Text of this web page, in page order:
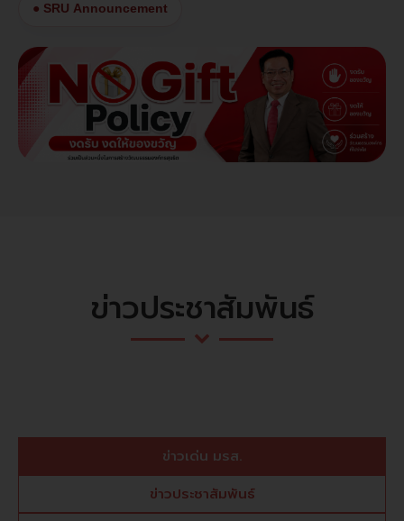
● SRU Announcement
ข่าวประชาสัมพันธ์
ข่าวเด่น มรส.
ข่าวประชาสัมพันธ์